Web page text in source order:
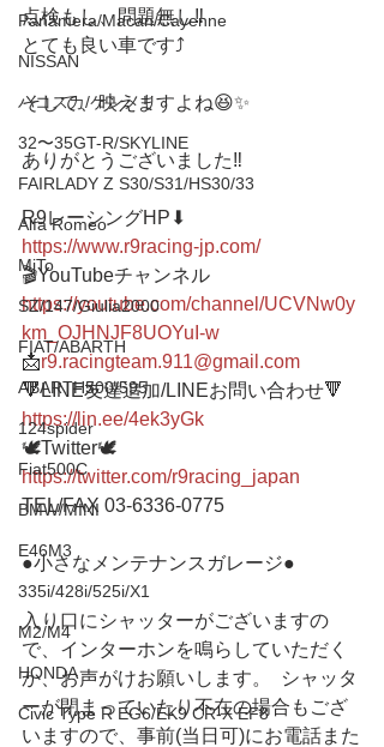
Panamera/Macan/Cayenne
NISSAN
ハコスカ/ケンメリ
32〜35GT-R/SKYLINE
FAIRLADY Z S30/S31/HS30/33
Alfa Romeo
MiTo
SZ/147/Giulia2000
FIAT/ABARTH
ABARTH500/595
124spider
Fiat500C
BMW/MINI
E46M3
335i/428i/525i/X1
M2/M4
HONDA
Civic Type R EG6/EK9 CR-X EF8
点検もし、問題無し‼️
とても良い車です⤴️
そして、映えますよね😆✨
ありがとうございました‼️
R9レーシングHP⬇︎
https://www.r9racing-jp.com/
🎬YouTubeチャンネル
https://youtube.com/channel/UCVNw0y
km_OJHNJF8UOYuI-w
📩r9.racingteam.911@gmail.com
🔻LINE友達追加/LINEお問い合わせ🔻
https://lin.ee/4ek3yGk
🕊Twitter🕊
https://twitter.com/r9racing_japan
TEL/FAX 03-6336-0775
●小さなメンテナンスガレージ●
入り口にシャッターがございますの
で、インターホンを鳴らしていただく
か、お声がけお願いします。  シャッタ
ーが閉まっていたり不在の場合もござ
いますので、事前(当日可)にお電話また